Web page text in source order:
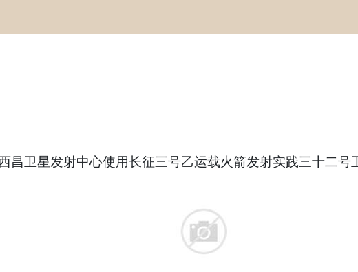
昌卫星发射中心使用长征三号乙运载火箭发射实践三十二